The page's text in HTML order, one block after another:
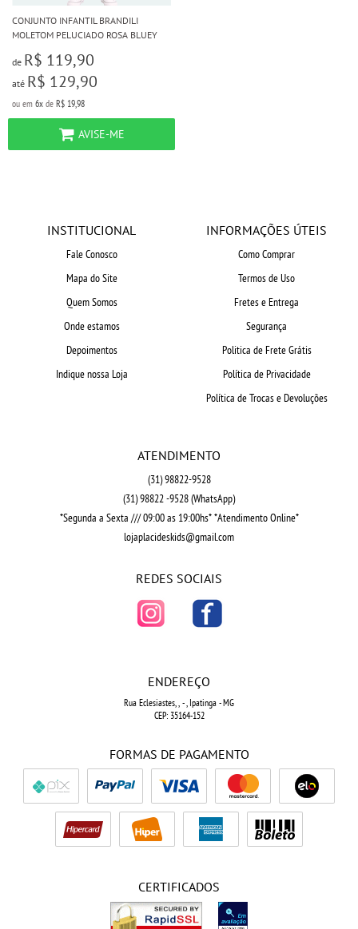
CONJUNTO INFANTIL BRANDILI
MOLETOM PELUCIADO ROSA BLUEY
de R$ 119,90
até R$ 129,90
ou em 6x de R$ 19,98
AVISE-ME
INSTITUCIONAL
Fale Conosco
Mapa do Site
Quem Somos
Onde estamos
Depoimentos
Indique nossa Loja
INFORMAÇÕES ÚTEIS
Como Comprar
Termos de Uso
Fretes e Entrega
Segurança
Politica de Frete Grátis
Política de Privacidade
Política de Trocas e Devoluções
ATENDIMENTO
(31)98822-9528
(31)98822 -9528(WhatsApp)
*Segunda a Sexta /// 09:00 as 19:00hs* *Atendimento Online*
lojaplacideskids@gmail.com
REDES SOCIAIS
ENDEREÇO
Rua Eclesiastes, , - , Ipatinga -MG
CEP: 35164-152
FORMAS DE PAGAMENTO
CERTIFICADOS